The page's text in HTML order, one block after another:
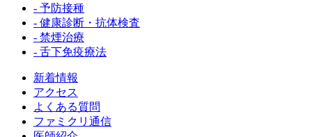
- 予防接種
- 健康診断・抗体検査
- 禁煙治療
- 舌下免疫療法
新着情報
アクセス
よくある質問
ファミクリ通信